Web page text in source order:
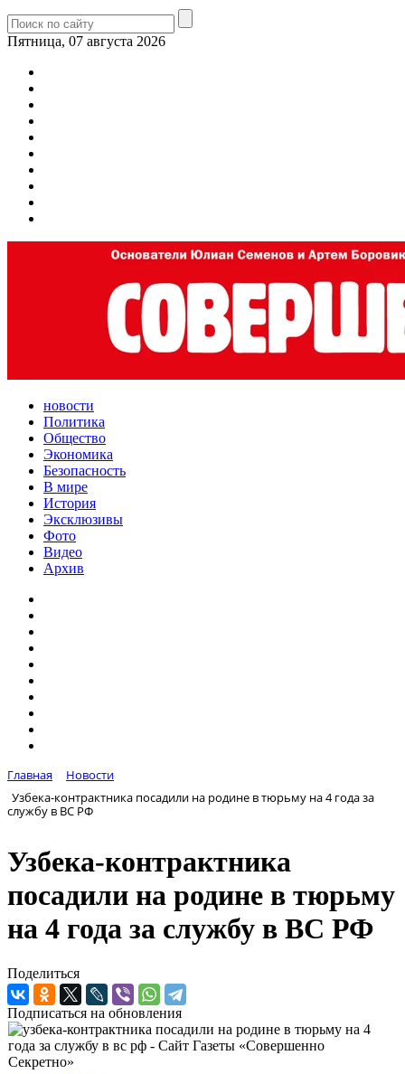
Пятница, 07 августа 2026
новости
Политика
Общество
Экономика
Безопасность
В мире
История
Эксклюзивы
Фото
Видео
Архив
Главная
Новости
Узбека-контрактника посадили на родине в тюрьму на 4 года за
службу в ВС РФ
Узбека-контрактника
посадили на родине в тюрьму
на 4 года за службу в ВС РФ
Поделиться
Подписаться на обновления